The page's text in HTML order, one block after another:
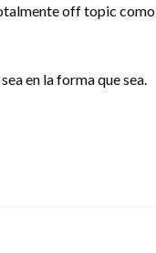
off topic como
en la forma que sea.